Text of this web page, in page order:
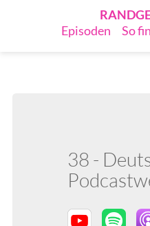
Episoden
So
38 -